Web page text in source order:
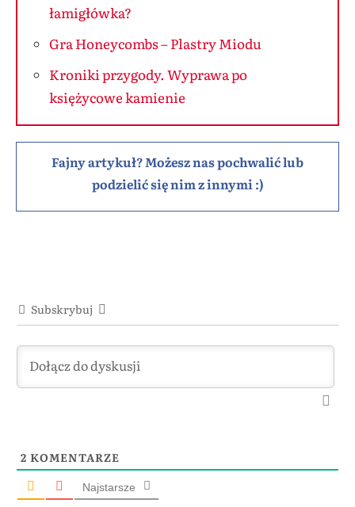
łamigłówka?
Gra Honeycombs – Plastry Miodu
Kroniki przygody. Wyprawa po
księżycowe kamienie
Fajny artykuł? Możesz nas pochwalić lub
podzielić się nim z innymi :)
Subskrybuj
2 KOMENTARZE
Najstarsze